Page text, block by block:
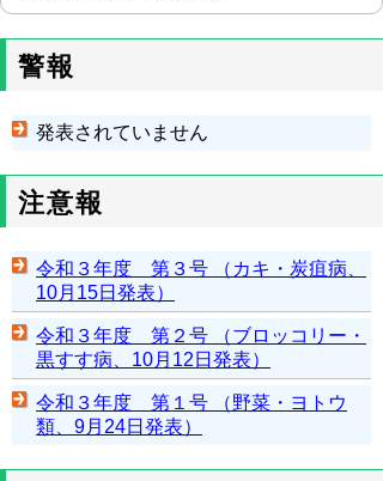
警報
発表されていません
注意報
令和３年度 第３号 （カキ・炭疽病、
10月15日発表）
令和３年度 第２号 （ブロッコリー・
黒すす病、10月12日発表）
令和３年度 第１号 （野菜・ヨトウ
類、9月24日発表）